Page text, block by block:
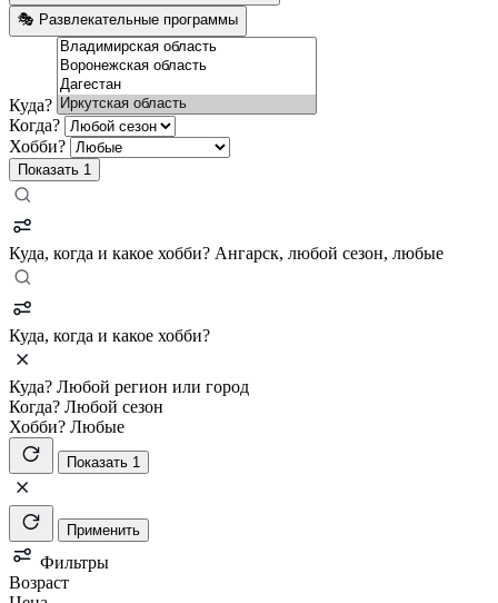
🎭 Развлекательные программы
Куда?
Когда?
Хобби?
Показать 1
Куда, когда и какое хобби? Ангарск, любой сезон, любые
Куда, когда и какое хобби?
Куда? Любой регион или город
Когда? Любой сезон
Хобби? Любые
Показать 1
Применить
Фильтры
Возраст